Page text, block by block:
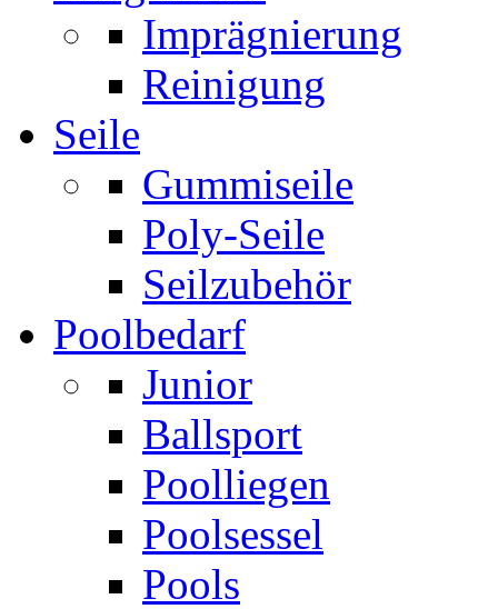
Imprägnierung
Reinigung
Seile
Gummiseile
Poly-Seile
Seilzubehör
Poolbedarf
Junior
Ballsport
Poolliegen
Poolsessel
Pools